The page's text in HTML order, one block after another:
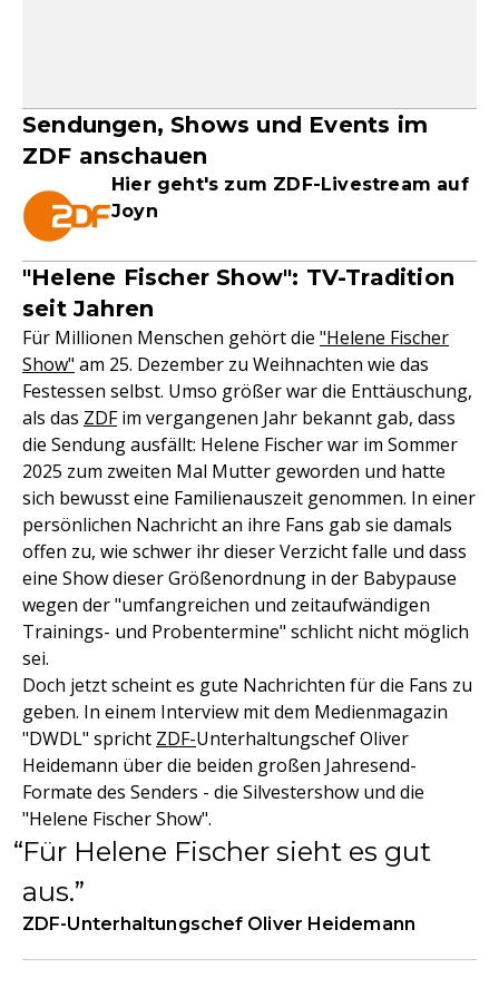
Sendungen, Shows und Events im
ZDF anschauen
Hier geht's zum ZDF-Livestream auf
Joyn
"Helene Fischer Show": TV-Tradition
seit Jahren
Für Millionen Menschen gehört die "Helene Fischer
Show" am 25. Dezember zu Weihnachten wie das
Festessen selbst. Umso größer war die Enttäuschung,
als das ZDFim vergangenen Jahr bekannt gab, dass
die Sendung ausfällt: Helene Fischer war im Sommer
2025 zum zweiten Mal Mutter geworden und hatte
sich bewusst eine Familienauszeit genommen. In einer
persönlichen Nachricht an ihre Fans gab sie damals
offen zu, wie schwer ihr dieser Verzicht falle und dass
eine Show dieser Größenordnung in der Babypause
wegen der "umfangreichen und zeitaufwändigen
Trainings- und Probentermine" schlicht nicht möglich
sei.
Doch jetzt scheint es gute Nachrichten für die Fans zu
geben. In einem Interview mit dem Medienmagazin
"DWDL" spricht ZDF-Unterhaltungschef Oliver
Heidemann über die beiden großen Jahresend-
Formate des Senders - die Silvestershow und die
"Helene Fischer Show".
Für Helene Fischer sieht es gut
aus.
ZDF-Unterhaltungschef Oliver Heidemann